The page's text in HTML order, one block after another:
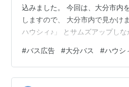
込みました。 今回は、大分市内
しますので、 大分市内で見かけ
ハウシィ♪」 とサムズアップしな
ではまた。ナイスゥ～な一日を♪
スタイル ランキング参加中悩め
参加中育児・子育て ランキング
#バス広告 #大分バス #ハウシ